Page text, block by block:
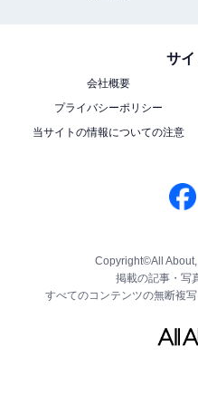
サイ
会社概要
プライバシーポリシー
当サイトの情報についての注意
Copyright©All
掲載の記事・写
すべてのコンテンツの無断複